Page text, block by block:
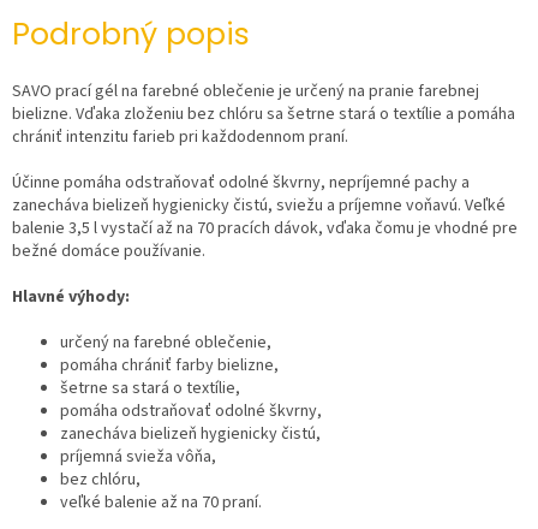
Podrobný popis
SAVO prací gél na farebné oblečenie je určený na pranie farebnej
bielizne. Vďaka zloženiu bez chlóru sa šetrne stará o textílie a pomáha
chrániť intenzitu farieb pri každodennom praní.
Účinne pomáha odstraňovať odolné škvrny, nepríjemné pachy a
zanecháva bielizeň hygienicky čistú, sviežu a príjemne voňavú. Veľké
balenie 3,5 l vystačí až na 70 pracích dávok, vďaka čomu je vhodné pre
bežné domáce používanie.
Hlavné výhody:
určený na farebné oblečenie,
pomáha chrániť farby bielizne,
šetrne sa stará o textílie,
pomáha odstraňovať odolné škvrny,
zanecháva bielizeň hygienicky čistú,
príjemná svieža vôňa,
bez chlóru,
veľké balenie až na 70 praní.